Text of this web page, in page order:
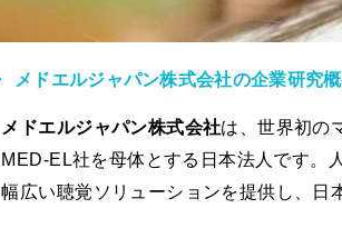
メドエルジャパン株式会社の企業研究
メドエルジャパン株式会社は、世界初の
MED-EL社を母体とする日本法人です。
幅広い聴覚ソリューションを提供し、日